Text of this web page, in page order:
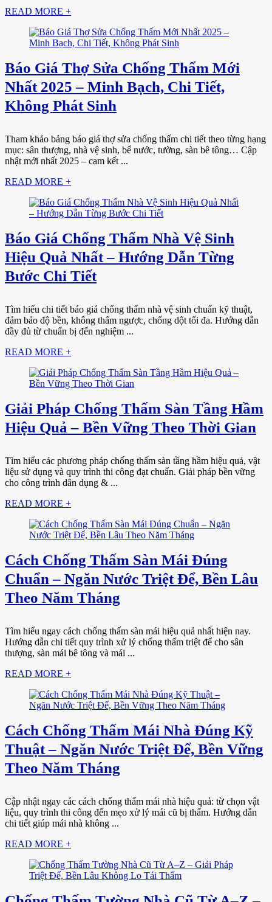
READ MORE +
Báo Giá Thợ Sửa Chống Thấm Mới
Nhất 2025 – Minh Bạch, Chi Tiết,
Không Phát Sinh
Tham khảo bảng báo giá thợ sửa chống thấm chi tiết theo từng hạng
mục: sân thượng, nhà vệ sinh, bể nước, tường, sàn bê tông… Cập
nhật mới nhất 2025 – cam kết ...
READ MORE +
Báo Giá Chống Thấm Nhà Vệ Sinh
Hiệu Quả Nhất – Hướng Dẫn Từng
Bước Chi Tiết
Tìm hiểu chi tiết báo giá chống thấm nhà vệ sinh chuẩn kỹ thuật,
đảm bảo độ bền, không thấm ngược, chống dột tối đa. Hướng dẫn
đầy đủ từ chuẩn bị đến nghiệm ...
READ MORE +
Giải Pháp Chống Thấm Sàn Tầng Hầm
Hiệu Quả – Bền Vững Theo Thời Gian
Tìm hiểu các phương pháp chống thấm sàn tầng hầm hiệu quả, vật
liệu sử dụng và quy trình thi công đạt chuẩn. Giải pháp bền vững
cho công trình dân dụng & ...
READ MORE +
Cách Chống Thấm Sàn Mái Đúng
Chuẩn – Ngăn Nước Triệt Để, Bền Lâu
Theo Năm Tháng
Tìm hiểu ngay cách chống thấm sàn mái hiệu quả nhất hiện nay.
Hướng dẫn chi tiết quy trình xử lý chống thấm triệt để cho sân
thượng, sàn mái bê tông và mái ...
READ MORE +
Cách Chống Thấm Mái Nhà Đúng Kỹ
Thuật – Ngăn Nước Triệt Để, Bền Vững
Theo Năm Tháng
Cập nhật ngay các cách chống thấm mái nhà hiệu quả: từ chọn vật
liệu, quy trình thi công đến mẹo xử lý mái cũ bị thấm. Hướng dẫn
chi tiết giúp mái nhà không ...
READ MORE +